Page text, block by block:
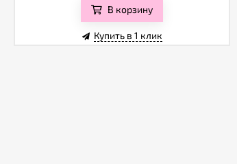
В корзину
Купить в 1 клик